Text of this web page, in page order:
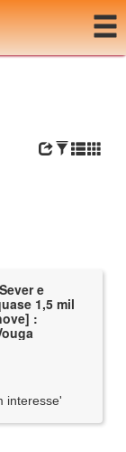
e
1,5 mil
:
interesse'